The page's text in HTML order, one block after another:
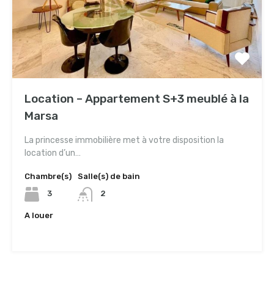
Location – Appartement S+3 meublé à la
Marsa
La princesse immobilière met à votre disposition la
location d’un…
Chambre(s)
3
Salle(s) de bain
2
A louer